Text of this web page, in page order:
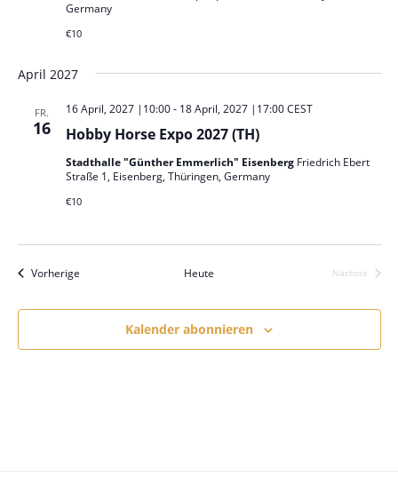
Germany
€10
April 2027
FR.
16 Hobby Horse Expo 2027 (TH)
16 April, 2027 |10:00- 18 April, 2027 |17:00 CEST
Stadthalle "Günther Emmerlich" Eisenberg Friedrich Ebert
Straße 1, Eisenberg, Thüringen, Germany
€10
VorherigeVeranstaltungen Heute
Nächste
Kalender abonnieren